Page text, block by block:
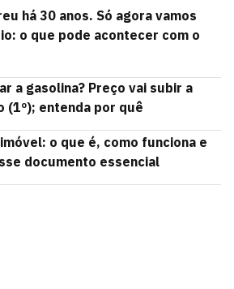
há 30 anos. Só agora vamos
o que pode acontecer com o
a gasolina? Preço vai subir a
(1º); entenda por quê
o que é, como funciona e
documento essencial